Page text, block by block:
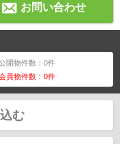
お問い合わせ
開物件数：0件
員物件数：0件
む